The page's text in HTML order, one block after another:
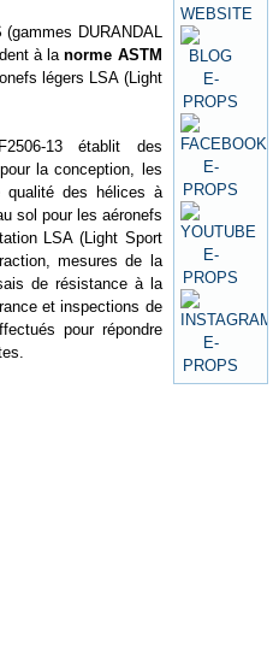
DURANDAL
à lanorme ASTM
légers LSA (Light
13 établit des
la conception, les
qualité des hélices à
sol pour les aéronefs
LSA (Light Sport
mesures de la
de résistance à la
et inspections de
pour répondre